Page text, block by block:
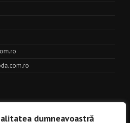
dumneavoastră